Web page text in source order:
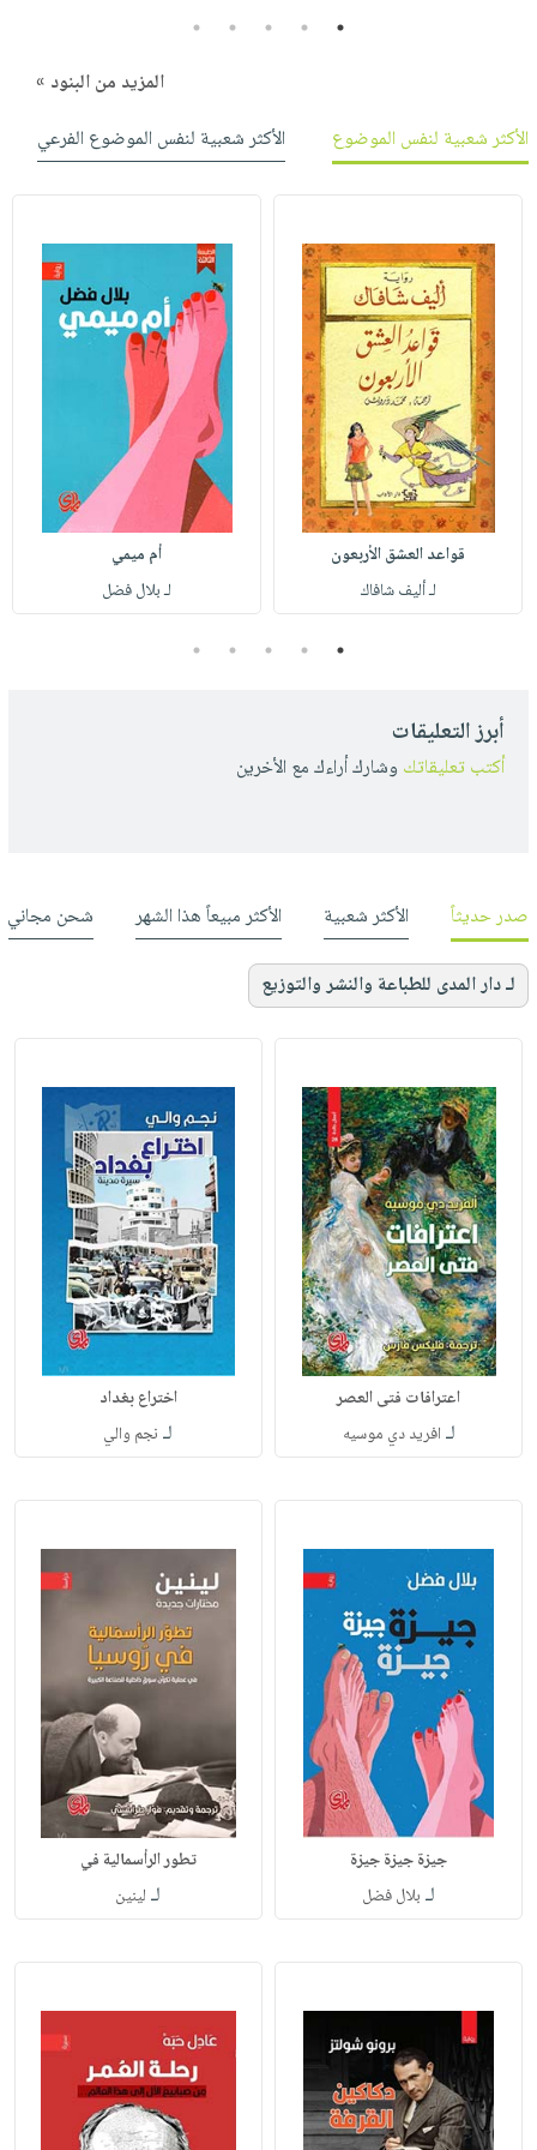
1
2
3
4
5
المزيد من البنود »
الأكثر شعبية لنفس الموضوع
الأكثر شعبية لنفس الموضوع الفرعي
قواعد العشق الأربعون
لـ أليف شافاك
أم ميمي
لـ بلال فضل
1
2
3
4
5
أبرز التعليقات
أكتب تعليقاتك وشارك أراءك مع الأخرين
صدر حديثاً الأكثر شعبية الأكثر مبيعاً هذا الشهر شحن مجاني
لـ دار المدى للطباعة والنشر والتوزيع
اعترافات فتى العصر
لـ افريد دي موسيه
اختراع بغداد
لـ نجم والي
جيزة جيزة جيزة
لـ بلال فضل
تطور الرأسمالية في
لـ لينين